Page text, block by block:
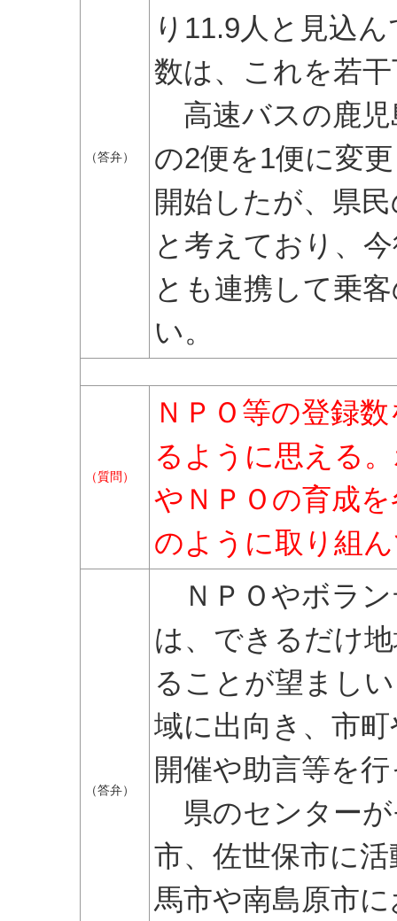
（答弁）
り11.9人と見込
数は、これを若
高速バスの鹿児
の2便を1便に変
開始したが、県
と考えており、
とも連携して乗
い。
（質問）
ＮＰＯ等の登録
るように思える
やＮＰＯの育成
のように取り組
（答弁）
ＮＰＯやボラン
は、できるだけ
ることが望まし
域に出向き、市
開催や助言等を
県のセンターが
市、佐世保市に
馬市や南島原市